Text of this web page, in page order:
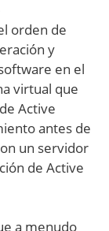
orden de
y
en el
virtual que
Active
antes de
un servidor
de Active
a menudo